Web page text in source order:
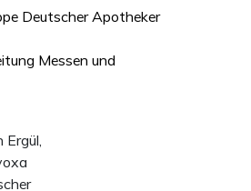
Deutscher Apotheker
Messen und